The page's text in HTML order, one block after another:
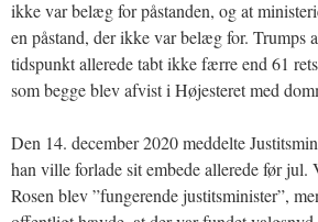
ikke var belæg for påstanden, og at
en påstand, der ikke var belæg for. Trumps
tidspunkt allerede tabt ikke færre end 61
som begge blev afvist i Højesteret med
Den 14. december 2020 meddelte
han ville forlade sit embede allerede før jul.
Rosen blev ”fungerende justitsminister”,